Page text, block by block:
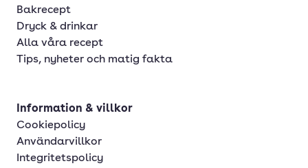
Bakrecept
Dryck & drinkar
Alla våra recept
Tips, nyheter och matig fakta
Information & villkor
Cookiepolicy
Användarvillkor
Integritetspolicy